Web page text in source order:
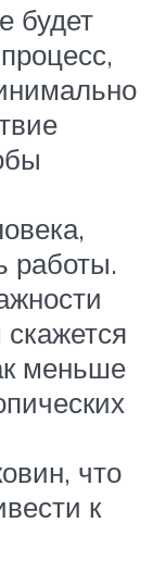
будет
работы.
меньше
что
к